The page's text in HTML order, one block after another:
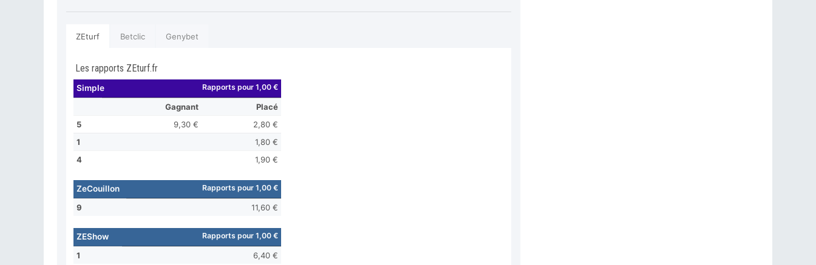
ZEturf Betclic Genybet
Les rapports ZEturf.fr
Simple Rapports pour 1,00 €
Gagnant
Placé
5
9,30 €
2,80 €
1
1,80 €
4
1,90 €
ZeCouillon Rapports pour 1,00 €
9 11,60 €
ZEShow Rapports pour 1,00 €
1 6,40 €